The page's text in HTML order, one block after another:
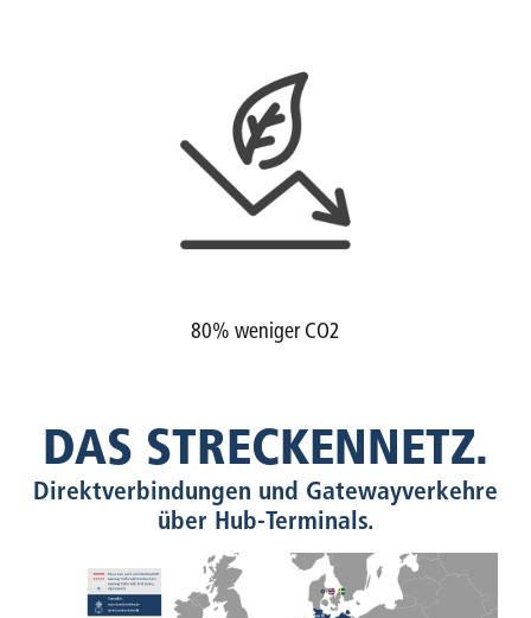
80% weniger CO2
DAS STRECKENNETZ.
Direktverbindungen und Gatewayverkehre
über Hub-Terminals.